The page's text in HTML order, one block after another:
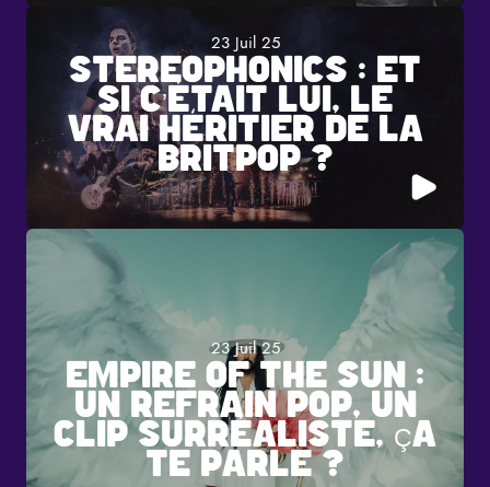
23 Juil 25
STEREOPHONICS : ET
SI C’ÉTAIT LUI, LE
VRAI HÉRITIER DE LA
BRITPOP ?
23 Juil 25
EMPIRE OF THE SUN :
UN REFRAIN POP, UN
CLIP SURRÉALISTE, ÇA
TE PARLE ?